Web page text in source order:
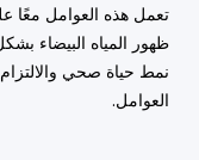
تعمل هذه العوامل معًا
ظهور المياه البيضاء
نمط حياة صحي والالتزام
العوامل.